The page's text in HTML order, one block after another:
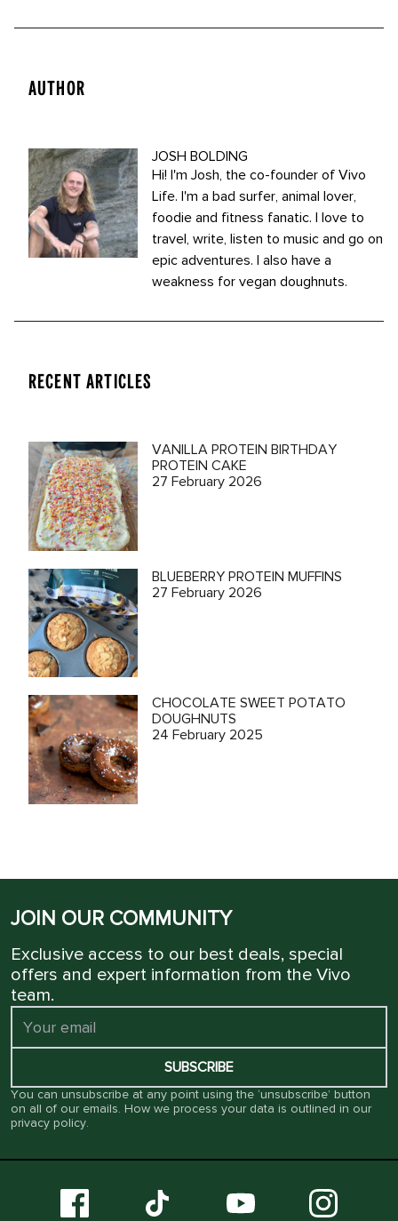
AUTHOR
JOSH BOLDING
Hi! I'm Josh, the co-founder of Vivo
Life. I'm a bad surfer, animal lover,
foodie and fitness fanatic. I love to
travel, write, listen to music and go on
epic adventures. I also have a
weakness for vegan doughnuts.
RECENT ARTICLES
VANILLA PROTEIN BIRTHDAY
PROTEIN CAKE
27 February 2026
BLUEBERRY PROTEIN MUFFINS
27 February 2026
CHOCOLATE SWEET POTATO
DOUGHNUTS
24 February 2025
JOIN OUR COMMUNITY
Exclusive access to our best deals, special
offers and expert information from the Vivo
team.
SUBSCRIBE
You can unsubscribe at any point using the ‘unsubscribe’ button
on all of our emails. How we process your data is outlined in our
privacy policy.